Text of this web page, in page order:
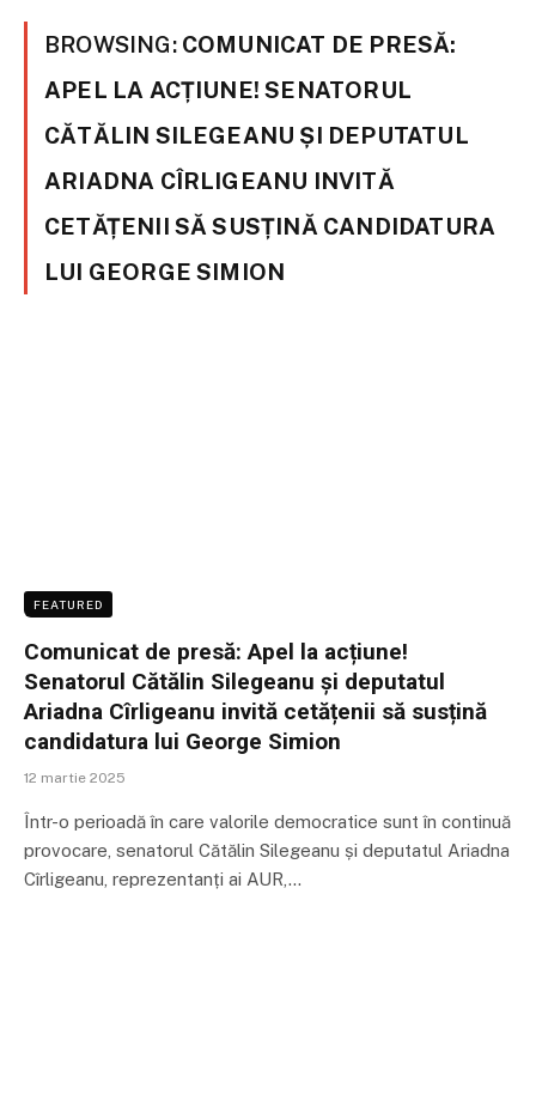
BROWSING: COMUNICAT DE PRESĂ:
APEL LA ACȚIUNE! SENATORUL
CĂTĂLIN SILEGEANU ȘI DEPUTATUL
ARIADNA CÎRLIGEANU INVITĂ
CETĂȚENII SĂ SUSȚINĂ CANDIDATURA
LUI GEORGE SIMION
FEATURED
Comunicat de presă: Apel la acțiune!
Senatorul Cătălin Silegeanu și deputatul
Ariadna Cîrligeanu invită cetățenii să susțină
candidatura lui George Simion
12 martie 2025
Într-o perioadă în care valorile democratice sunt în continuă
provocare, senatorul Cătălin Silegeanu și deputatul Ariadna
Cîrligeanu, reprezentanți ai AUR,…